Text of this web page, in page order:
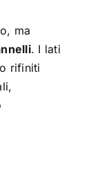
ma
. I lati
rifiniti